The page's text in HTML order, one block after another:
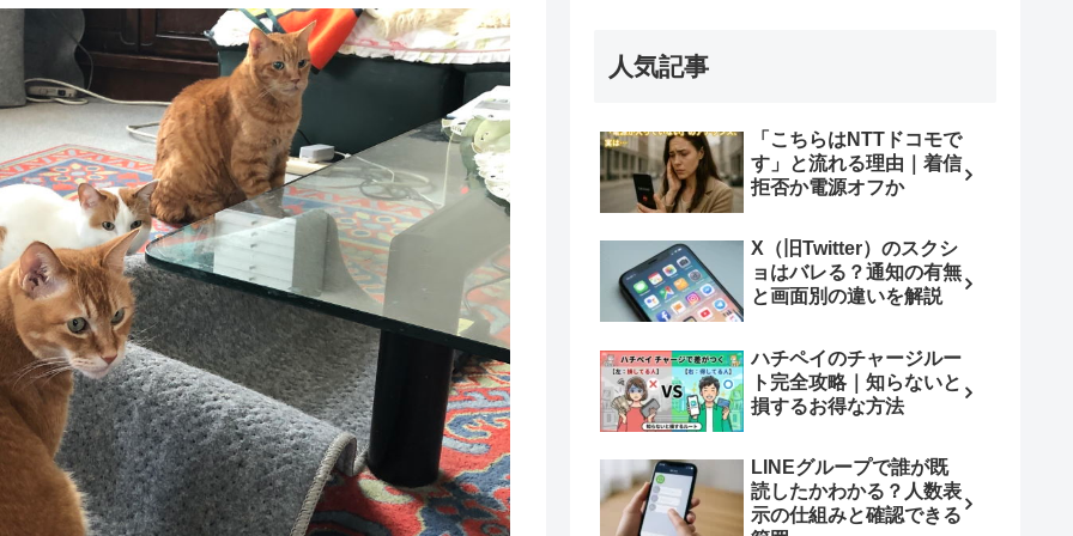
人気記事
「こちらはNTTドコモで
す」と流れる理由｜着信
拒否か電源オフか
X（旧Twitter）のスクシ
ョはバレる？通知の有無
と画面別の違いを解説
ハチペイのチャージルー
ト完全攻略｜知らないと
損するお得な方法
LINEグループで誰が既
読したかわかる？人数表
示の仕組みと確認できる